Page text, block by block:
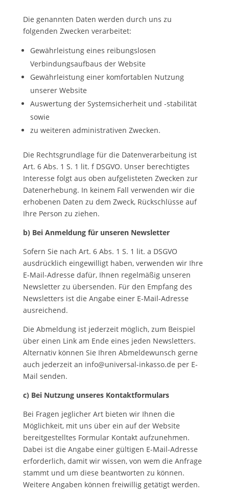
Die genannten Daten werden durch uns zu
folgenden Zwecken verarbeitet:
Gewährleistung eines reibungslosen
Verbindungsaufbaus der Website
Gewährleistung einer komfortablen Nutzung
unserer Website
Auswertung der Systemsicherheit und -stabilität
sowie
zu weiteren administrativen Zwecken.
Die Rechtsgrundlage für die Datenverarbeitung ist
Art. 6 Abs. 1 S. 1 lit. f DSGVO. Unser berechtigtes
Interesse folgt aus oben aufgelisteten Zwecken zur
Datenerhebung. In keinem Fall verwenden wir die
erhobenen Daten zu dem Zweck, Rückschlüsse auf
Ihre Person zu ziehen.
b) Bei Anmeldung für unseren Newsletter
Sofern Sie nach Art. 6 Abs. 1 S. 1 lit. a DSGVO
ausdrücklich eingewilligt haben, verwenden wir Ihre
E-Mail-Adresse dafür, Ihnen regelmäßig unseren
Newsletter zu übersenden. Für den Empfang des
Newsletters ist die Angabe einer E-Mail-Adresse
ausreichend.
Die Abmeldung ist jederzeit möglich, zum Beispiel
über einen Link am Ende eines jeden Newsletters.
Alternativ können Sie Ihren Abmeldewunsch gerne
auch jederzeit an info@universal-inkasso.de per E-
Mail senden.
c) Bei Nutzung unseres Kontaktformulars
Bei Fragen jeglicher Art bieten wir Ihnen die
Möglichkeit, mit uns über ein auf der Website
bereitgestelltes Formular Kontakt aufzunehmen.
Dabei ist die Angabe einer gültigen E-Mail-Adresse
erforderlich, damit wir wissen, von wem die Anfrage
stammt und um diese beantworten zu können.
Weitere Angaben können freiwillig getätigt werden.